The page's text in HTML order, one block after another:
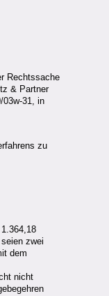
Rechtssache
& Partner
03w-31, in
zu
zwei
dem
nicht